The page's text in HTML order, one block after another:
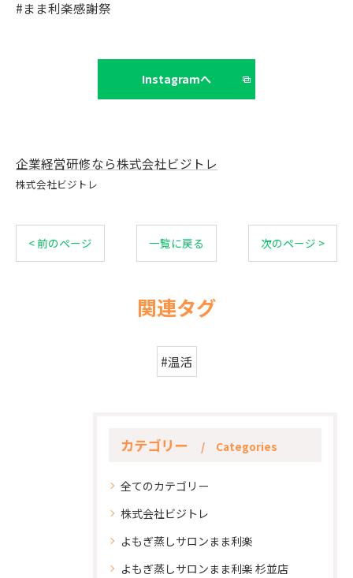
#まま利楽感謝祭
Instagramへ
企業経営研修なら株式会社ビジトレ
株式会社ビジトレ
< 前のページ 一覧に戻る 次のページ >
関連タグ
#温活
カテゴリー Categories
全てのカテゴリー
株式会社ビジトレ
よもぎ蒸しサロンまま利楽
よもぎ蒸しサロンまま利楽 杉並店